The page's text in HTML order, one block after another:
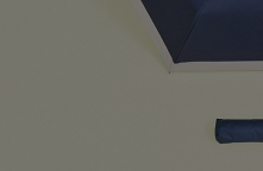
adidas by Stella McCartney
アディダス バイ ステラマッカートニー